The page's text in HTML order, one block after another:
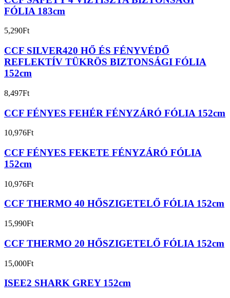
FÓLIA 183cm
5,290Ft
CCF SILVER420 HŐ ÉS FÉNYVÉDŐ
REFLEKTÍV TÜKRÖS BIZTONSÁGI FÓLIA
152cm
8,497Ft
CCF FÉNYES FEHÉR FÉNYZÁRÓ FÓLIA 152cm
10,976Ft
CCF FÉNYES FEKETE FÉNYZÁRÓ FÓLIA
152cm
10,976Ft
CCF THERMO 40 HŐSZIGETELŐ FÓLIA 152cm
15,990Ft
CCF THERMO 20 HŐSZIGETELŐ FÓLIA 152cm
15,000Ft
ISEE2 SHARK GREY 152cm